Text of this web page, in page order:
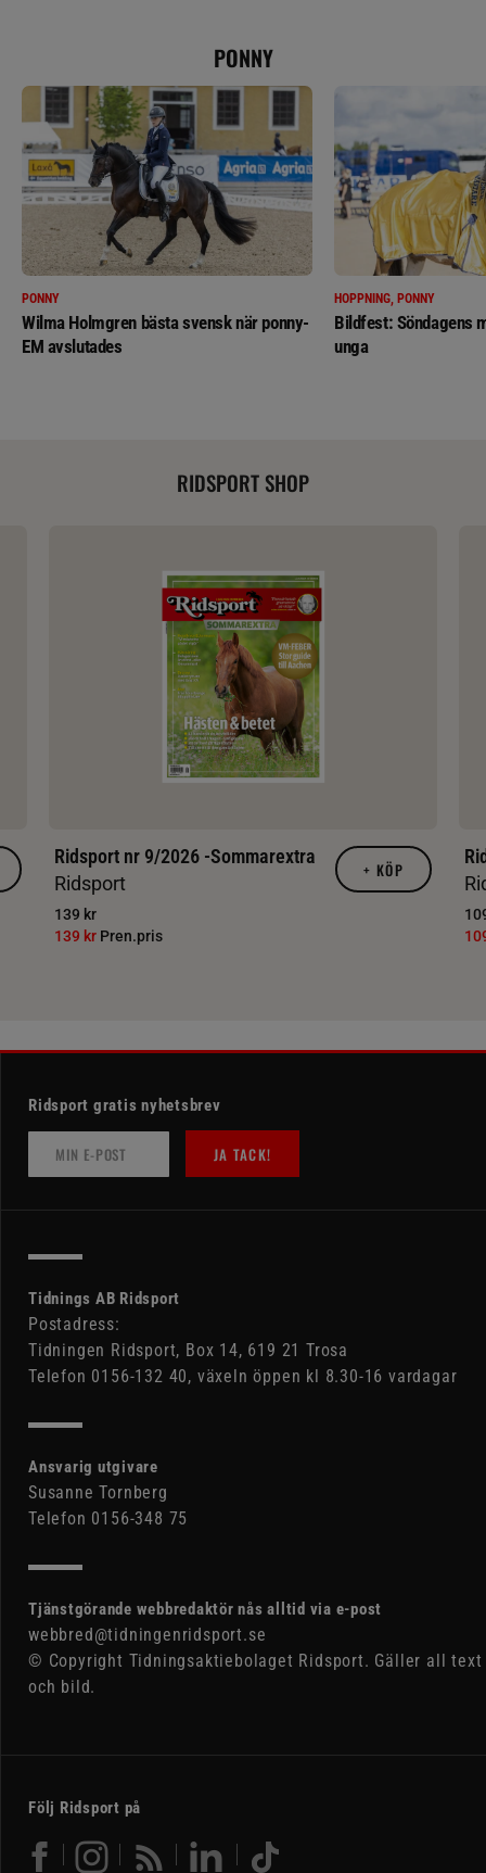
PONNY
PONNY
Wilma Holmgren bästa svensk när ponny-
EM avslutades
HOPPNING, PONNY
Bildfest: Söndagens
unga
RIDSPORT SHOP
Ridsport nr 9/2026 -Sommarextra
Ridsport
139 kr
139 kr Pren.pris
+ KÖP
Ridsport gratis nyhetsbrev
JA TACK!
Tidnings AB Ridsport
Postadress:
Tidningen Ridsport, Box 14, 619 21 Trosa
Telefon 0156-132 40, växeln öppen kl 8.30-16 vardagar
Ansvarig utgivare
Susanne Tornberg
Telefon 0156-348 75
Tjänstgörande webbredaktör nås alltid via e-post
webbred@tidningenridsport.se
© Copyright Tidningsaktiebolaget Ridsport. Gäller all text
och bild.
Följ Ridsport på